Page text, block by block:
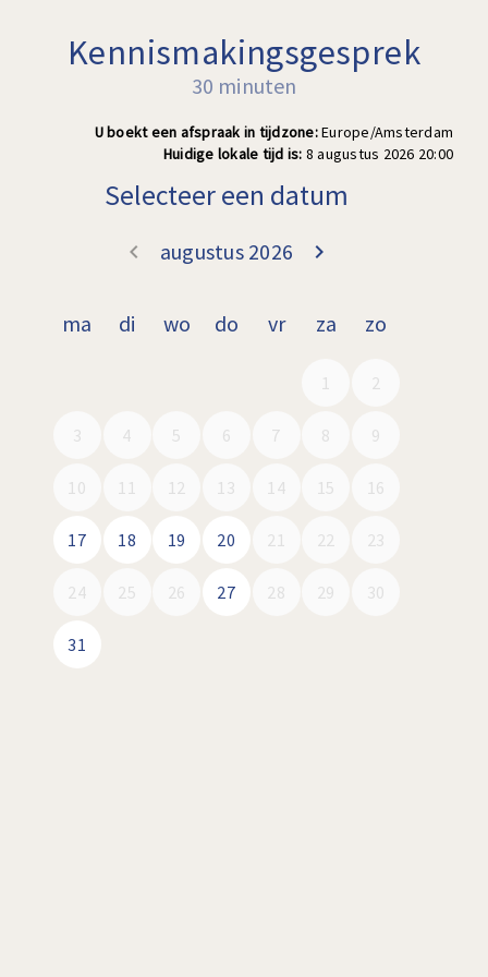
Kennismakingsgesprek
30 minuten
U boekt een afspraak in tijdzone:Europe/Amsterdam
Huidige lokale tijd is: 8 augustus 2026 20:00
Selecteer een datum
augustus 2026
keyboard_arrow_left
keyboard_arrow_right
ma di wo do vr za zo
1 2
3 4 5 6 7 8 9
10 11 12 13 14 15 16
17 18 19 20 21 22 23
24 25 26 27 28 29 30
31